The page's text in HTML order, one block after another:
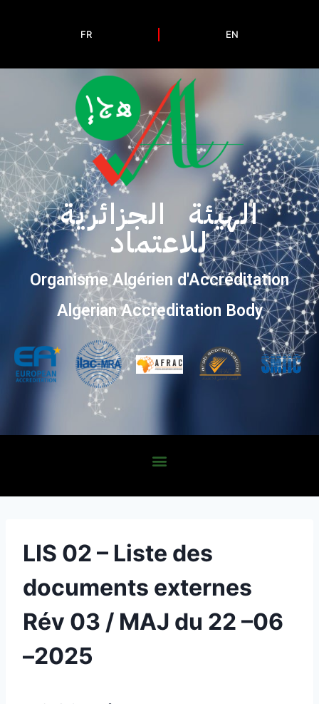
FR EN
الهيئة الجزائرية
للاعتماد
Organisme Algérien d'Accréditation
Algerian Accreditation Body
LIS 02 – Liste des
documents externes
Rév 03 / MAJ du 22 –06
–2025